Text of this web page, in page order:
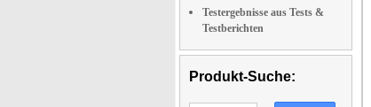
Testergebnisse aus Tests &
Testberichten
Produkt-Suche: